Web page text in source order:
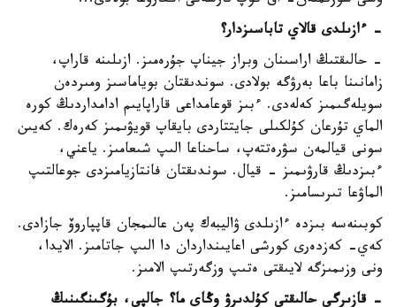
- ءازىلدى قالاي تاباسىزدار؟
- حالىقتىڭ اراسىنان وبراز جيناپ جۇرەمىز. ازىلىنە قاراپ،
زامانىنا باعا بەرۋگە بولادى. سوندىقتان بوياماسىز ومىردەن
سويلەگىمىز كەلەدى. ءبىز قوعامداعى قاراپايىم ادامداردىڭ كورە
الماي تۇرعان كۇلكىلى جايتتاردى بايقاپ قويۋىمىز كەرەك. كەيىن
سونى قيالمەن سۋرەتتەپ، ساحناعا الىپ شىعامىز. ياعني،
ءبىزدىڭ قارۋىمىز - قيال. سوندىقتان فانتازيامىزدى جوعالتىپ
الماۋعا تىرىسامىز.
كوبىنەسە بىزدە ءازىلدى ۋاليبەك پەن عالىمجان قاپپاروۆ جازادى.
كەي- كەزدەرى كورشى اعايىنداردان دا الىپ جاتامىز. الايدا،
ونى وزىمىزگە لايىقتى ەتىپ وزگەرتىپ الامىز.
- قازىرگى حالىقتى كۇلدىرۋ وڭاي ما؟ جالپى، بۇگىنگىنىڭ